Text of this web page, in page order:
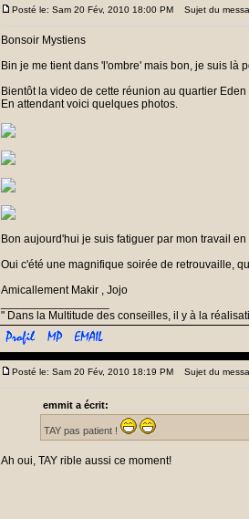
Posté le: Sam 20 Fév, 2010 18:00 PM Sujet du
Bonsoir Mystiens
Bin je me tient dans 'l'ombre' mais bon, je suis là
Bientôt la video de cette réunion au quartier Eden
En attendant voici quelques photos.
Bon aujourd'hui je suis fatiguer par mon travail
Oui c'été une magnifique soirée de retrouvaille,
Amicallement Makir , Jojo
" Dans la Multitude des conseilles, il y à la
Posté le: Sam 20 Fév, 2010 18:19 PM Sujet du
emmit a écrit:
TAY pas patient !
Ah oui, TAY rible aussi ce moment!